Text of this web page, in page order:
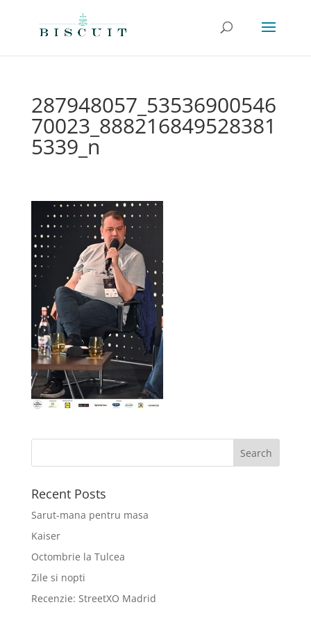
287948057_53536900546
70023_888216849528381
5339_n
Recent Posts
Sarut-mana pentru masa
Kaiser
Octombrie la Tulcea
Zile si nopti
Recenzie: StreetXO Madrid